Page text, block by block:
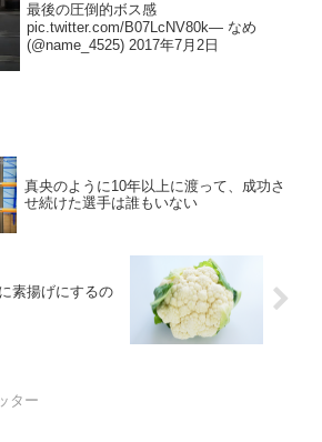
最後の圧倒的ボス感
pic.twitter.com/B07LcNV80k— なめ
(@name_4525) 2017年7月2日
真央のように10年以上に渡って、成功さ
せ続けた選手は誰もいない
素揚げにするの
ター